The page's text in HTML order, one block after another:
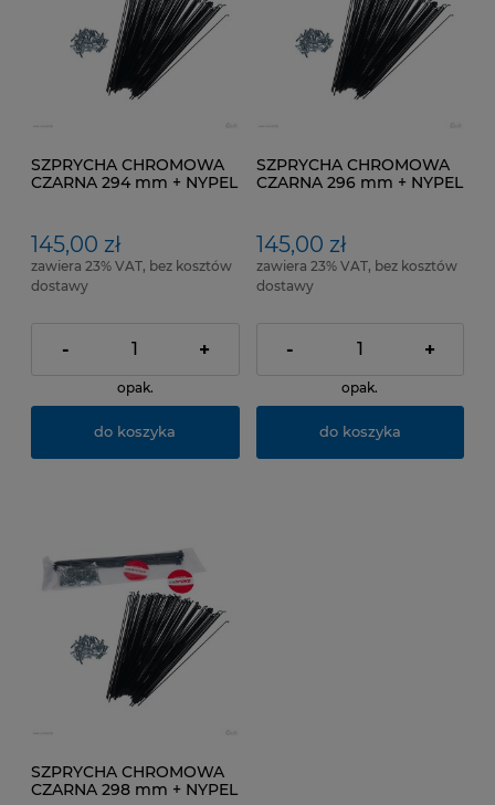
SZPRYCHA CHROMOWA
CZARNA 294 mm + NYPEL
145,00 zł
zawiera 23% VAT, bez kosztów
dostawy
- +
opak.
do koszyka
SZPRYCHA CHROMOWA
CZARNA 296 mm + NYPEL
145,00 zł
zawiera 23% VAT, bez kosztów
dostawy
- +
opak.
do koszyka
SZPRYCHA CHROMOWA
CZARNA 298 mm + NYPEL